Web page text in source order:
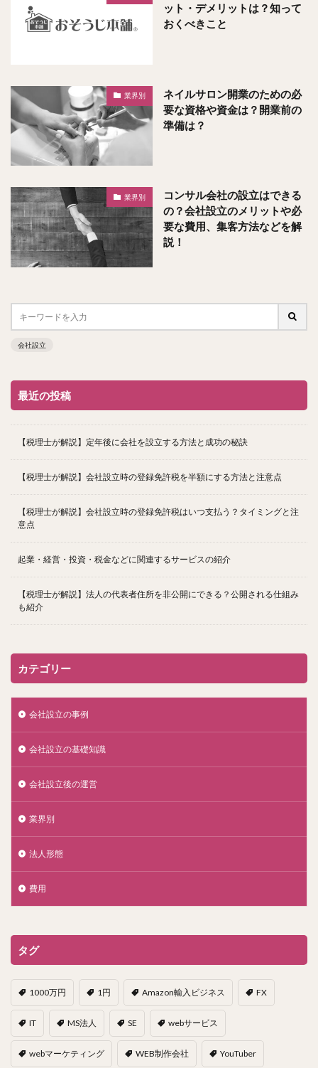
ット・デメリットは？知って
おくべきこと
業界別
ネイルサロン開業のための必
要な資格や資金は？開業前の
準備は？
業界別
コンサル会社の設立はできる
の？会社設立のメリットや必
要な費用、集客方法などを解
説！
会社設立
最近の投稿
【税理士が解説】定年後に会社を設立する方法と成功の秘訣
【税理士が解説】会社設立時の登録免許税を半額にする方法と注意点
【税理士が解説】会社設立時の登録免許税はいつ支払う？タイミングと注
意点
起業・経営・投資・税金などに関連するサービスの紹介
【税理士が解説】法人の代表者住所を非公開にできる？公開される仕組み
も紹介
カテゴリー
会社設立の事例
会社設立の基礎知識
会社設立後の運営
業界別
法人形態
費用
タグ
1000万円 1円 Amazon輸入ビジネス FX
IT MS法人 SE webサービス
webマーケティング WEB制作会社 YouTuber